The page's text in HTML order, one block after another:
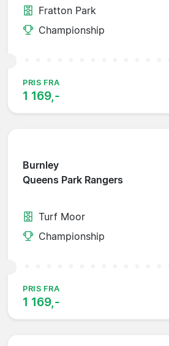
Fratton Park
Championship
PRIS FRA
1 169,-
Burnley
Queens Park Rangers
Turf Moor
Championship
PRIS FRA
1 169,-